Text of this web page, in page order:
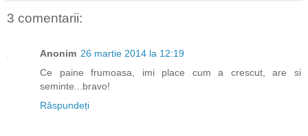
3 comentarii:
Anonim 26 martie 2014 la 12:19
Ce paine frumoasa, imi place cum a crescut, are si
seminte...bravo!
Răspundeți